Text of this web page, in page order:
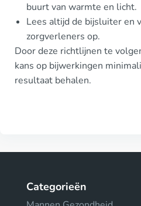
buurt van warmte en licht.
Lees altijd de bijsluiter en
zorgverleners op.
Door deze richtlijnen te
kans op bijwerkingen
resultaat behalen.
Categorieën